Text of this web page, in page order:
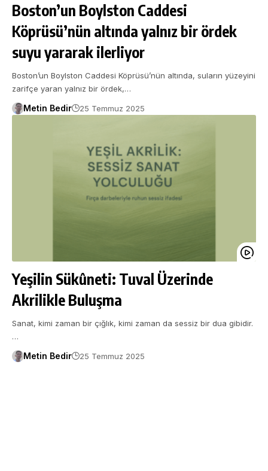
Boston’un Boylston Caddesi
Köprüsü’nün altında yalnız bir ördek
suyu yararak ilerliyor
Boston’un Boylston Caddesi Köprüsü’nün altında, suların yüzeyini
zarifçe yaran yalnız bir ördek,…
Metin Bedir 25 Temmuz 2025
Yeşilin Sükûneti: Tuval Üzerinde
Akrilikle Buluşma
Sanat, kimi zaman bir çığlık, kimi zaman da sessiz bir dua gibidir.
…
Metin Bedir 25 Temmuz 2025